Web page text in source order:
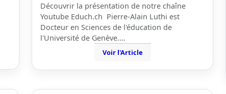
Découvrir la présentation de notre chaîne
Youtube Educh.ch Pierre-Alain Luthi est
Docteur en Sciences de l'éducation de
l'Université de Genève.…
Voir l'Article